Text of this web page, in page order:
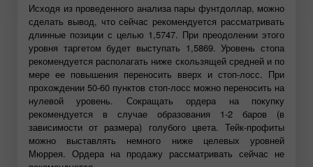
Исходя из проведенного анализа пары фунтдоллар, можно
сделать вывод, что сейчас рекомендуется рассматривать
длинные позиции с целью 1,5747. При преодолении этого
уровня таргетом будет выступать 1,5869. Уровень стопа
рекомендуется располагать ниже скользящей средней и по
мере ее повышения переносить вверх и стоп-лосс. При
прохождении 50-60 пунктов стоп-лосс можно переносить на
нулевой уровень. Сокращать ордера на покупку
рекомендуется в случае образования 1-2 баров (в
зависимости от размера) голубого цвета. Тейк-профиты
можно выставлять немного ниже целевых уровней
Мюррея. Ордера на продажу рассматривать сейчас не